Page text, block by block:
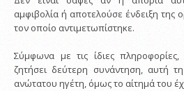
αμφιβολία ή αποτελούσε ένδειξη της
τον οποίο αντιμετωπίστηκε.
Σύμφωνα με τις ίδιες πληροφορίες,
ζητήσει δεύτερη συνάντηση, αυτή
ανώτατου ηγέτη, όμως το αίτημά του